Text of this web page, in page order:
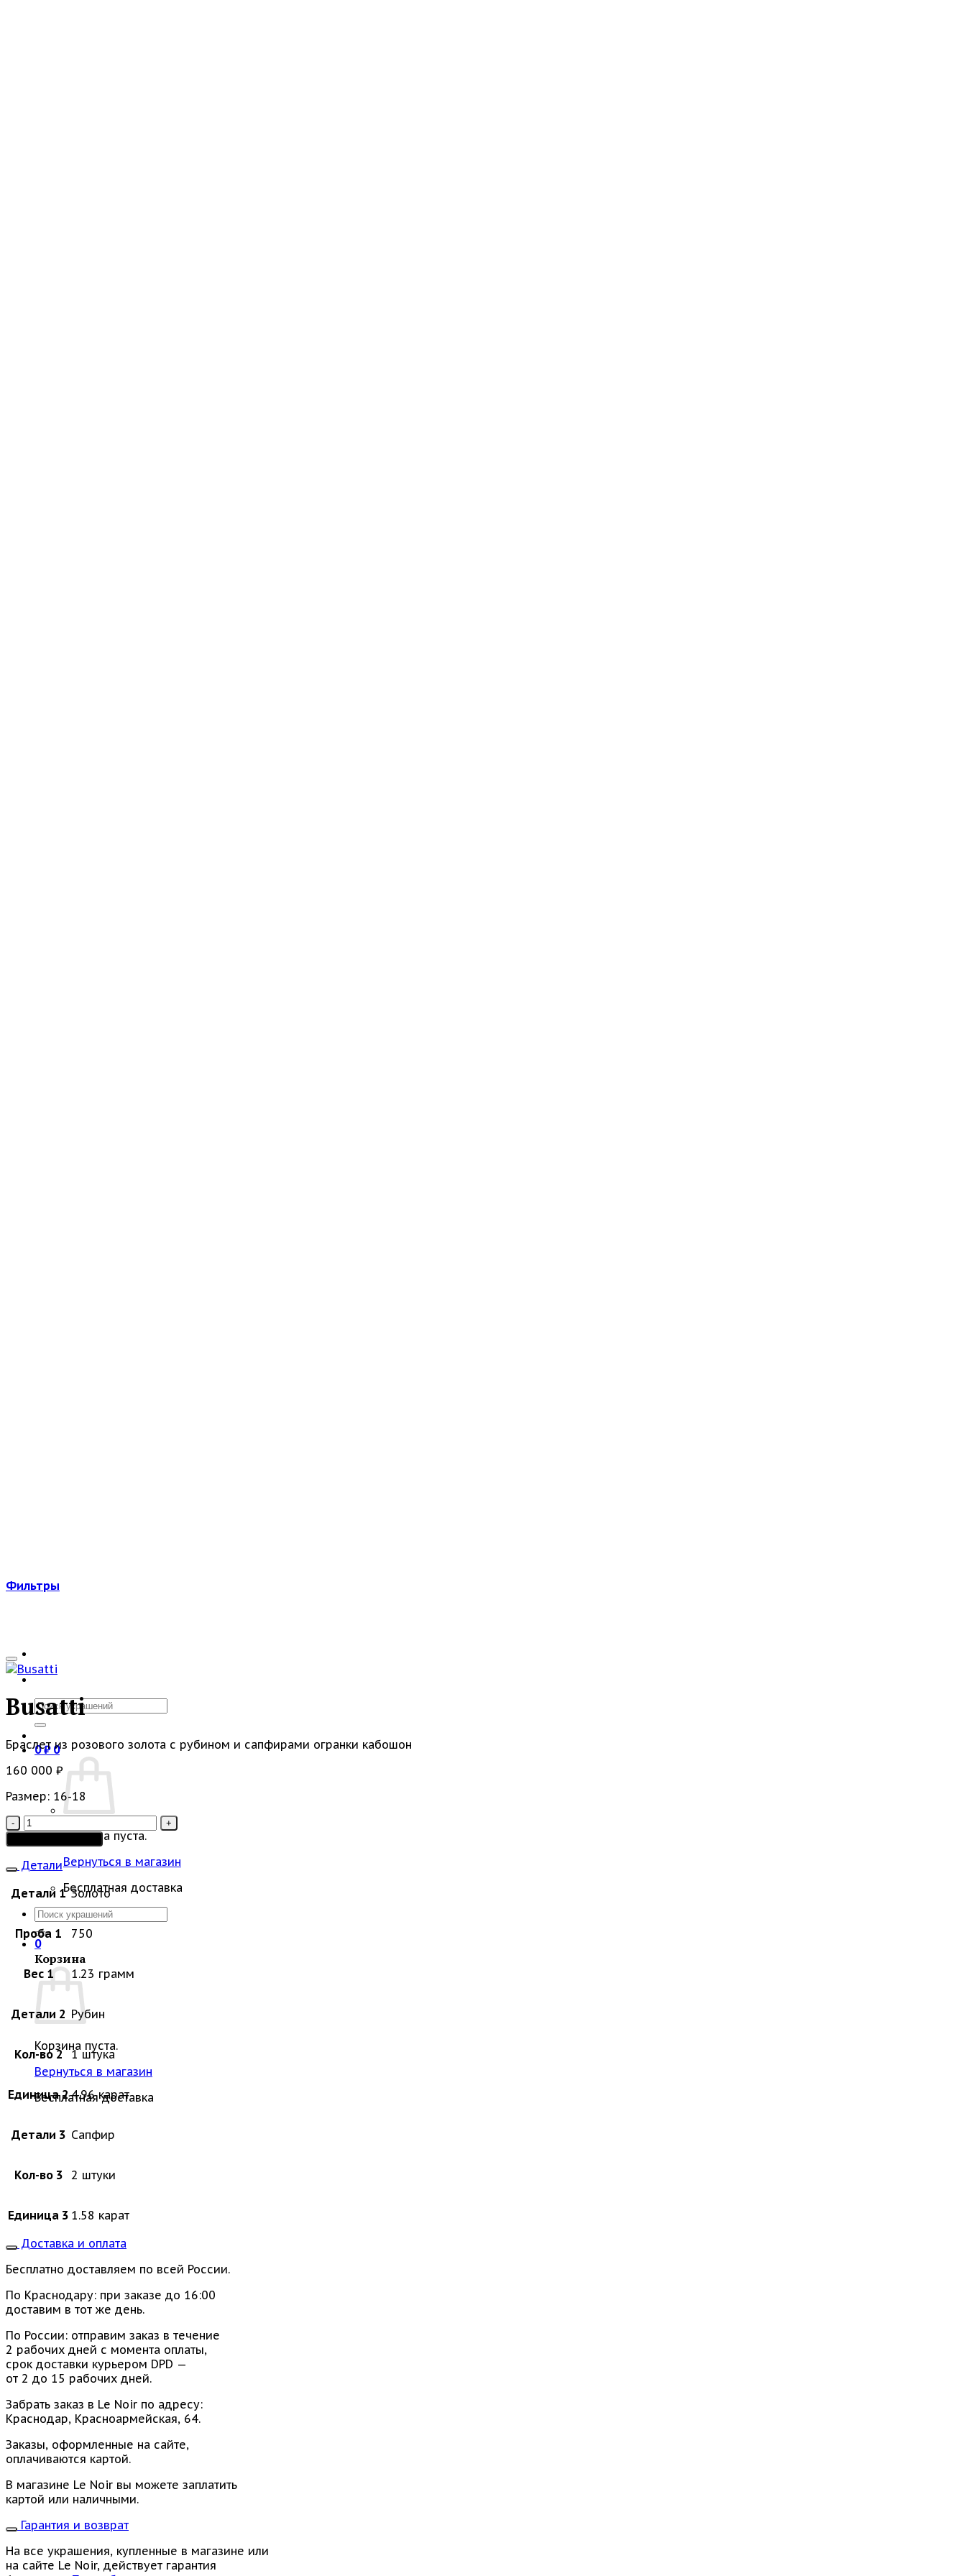
Искать:
0₽ 0
Корзина пуста.
Вернуться в магазин
Бесплатная доставка
Искать:
0
Корзина
Корзина пуста.
Вернуться в магазин
Бесплатная доставка
Фильтры
Busatti
Браслет из розового золота с рубином и сапфирами огранки кабошон
160 000 ₽
Размер: 16-18
Количество
товара
Busatti
Детали
Детали 1 Золото
Проба 1 750
Вес 1 1.23 грамм
Детали 2 Рубин
Кол-во 2 1 штука
Единица 2 4.96 карат
Детали 3 Сапфир
Кол-во 3 2 штуки
Единица 3 1.58 карат
Доставка и оплата
Бесплатно доставляем по всей России.
По Краснодару: при заказе до 16:00
доставим в тот же день.
По России: отправим заказ в течение
2 рабочих дней с момента оплаты,
срок доставки курьером DPD —
от 2 до 15 рабочих дней.
Забрать заказ в Le Noir по адресу:
Краснодар, Красноармейская, 64.
Заказы, оформленные на сайте,
оплачиваются картой.
В магазине Le Noir вы можете заплатить
картой или наличными.
Гарантия и возврат
На все украшения, купленные в магазине или
на сайте Le Noir, действует гарантия